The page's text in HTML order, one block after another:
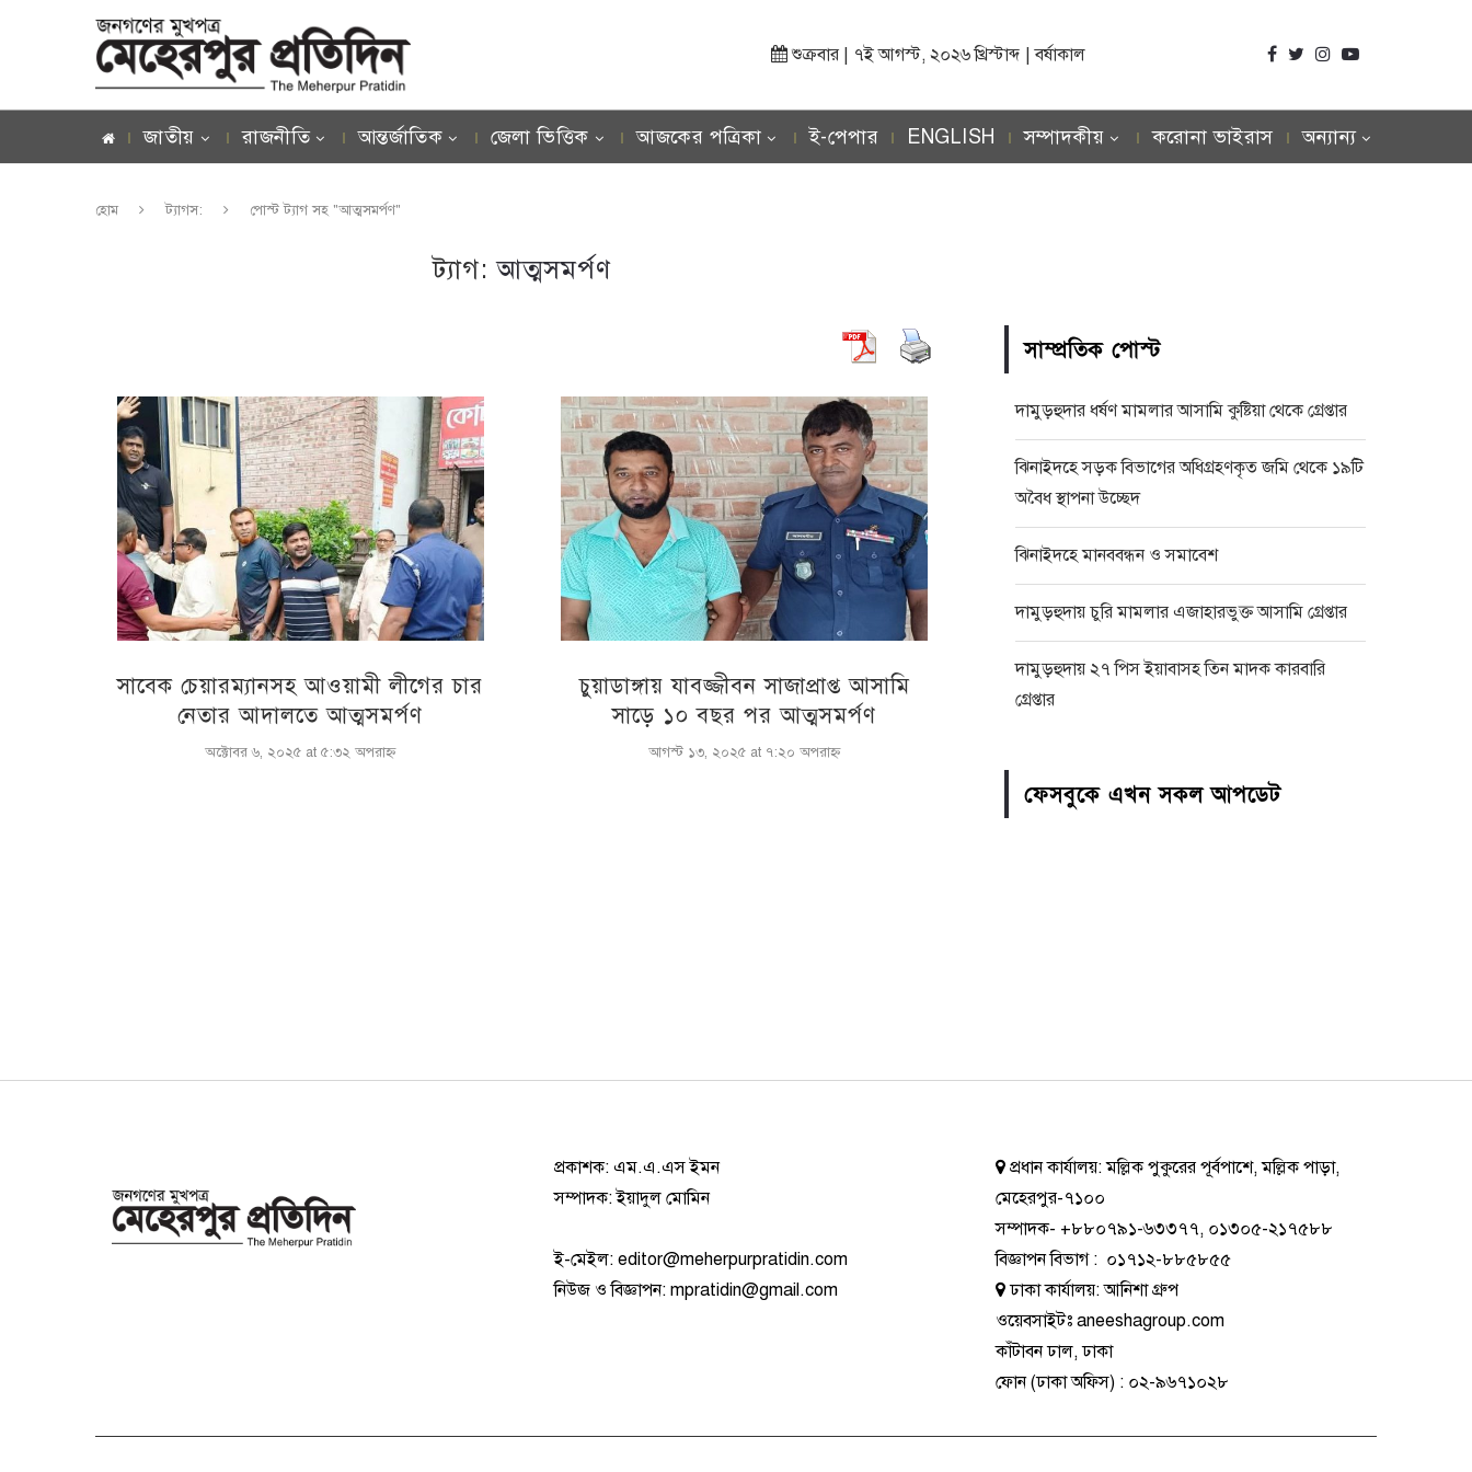
শুক্রবার | ৭ই আগস্ট, ২০২৬ খ্রিস্টাব্দ | বর্ষাকাল
জাতীয় রাজনীতি আন্তর্জাতিক জেলা ভিত্তিক আজকের পত্রিকা ই-পেপার ENGLISH সম্পাদকীয় করোনা ভাইরাস অন্যান্য
হোম ট্যাগস: পোস্ট ট্যাগ সহ "আত্মসমর্পণ"
ট্যাগ:আত্মসমর্পণ
সাবেক চেয়ারম্যানসহ আওয়ামী লীগের চার
নেতার আদালতে আত্মসমর্পণ
অক্টোবর ৬, ২০২৫ at ৫:৩২ অপরাহ্ণ
চুয়াডাঙ্গায় যাবজ্জীবন সাজাপ্রাপ্ত আসামি
সাড়ে ১০ বছর পর আত্মসমর্পণ
আগস্ট ১৩, ২০২৫ at ৭:২০ অপরাহ্ণ
সাম্প্রতিক পোস্ট
দামুড়হুদার ধর্ষণ মামলার আসামি কুষ্টিয়া থেকে গ্রেপ্তার
ঝিনাইদহে সড়ক বিভাগের অধিগ্রহণকৃত জমি থেকে ১৯টি
অবৈধ স্থাপনা উচ্ছেদ
ঝিনাইদহে মানববন্ধন ও সমাবেশ
দামুড়হুদায় চুরি মামলার এজাহারভুক্ত আসামি গ্রেপ্তার
দামুড়হুদায় ২৭ পিস ইয়াবাসহ তিন মাদক কারবারি
গ্রেপ্তার
ফেসবুকে এখন সকল আপডেট
প্রকাশক: এম.এ.এস ইমন
সম্পাদক: ইয়াদুল মোমিন
ই-মেইল: editor@meherpurpratidin.com
নিউজ ও বিজ্ঞাপন: mpratidin@gmail.com
প্রধান কার্যালয়:মল্লিক পুকুরের পূর্বপাশে, মল্লিক পাড়া,
মেহেরপুর-৭১০০
সম্পাদক- +৮৮০৭৯১-৬৩৩৭৭, ০১৩০৫-২১৭৫৮৮
বিজ্ঞাপন বিভাগ: ০১৭১২-৮৮৫৮৫৫
ঢাকা কার্যালয়:আনিশা গ্রুপ
ওয়েবসাইটঃaneeshagroup.com
কাঁটাবন ঢাল, ঢাকা
ফোন(ঢাকা অফিস) : ০২-৯৬৭১০২৮